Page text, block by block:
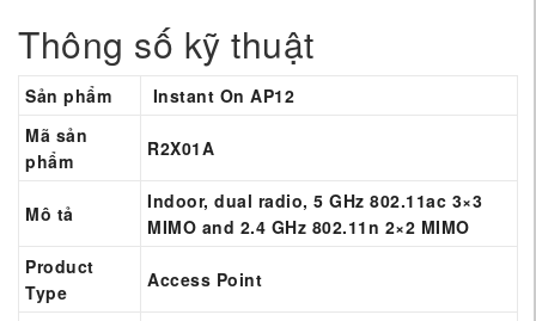
Thông số kỹ thuật
Sản phẩm
Instant On AP12
Mã sản
phẩm
R2X01A
Mô tả
Indoor, dual radio, 5 GHz 802.11ac 3×3
MIMO and 2.4 GHz 802.11n 2×2 MIMO
Product
Type
Access Point